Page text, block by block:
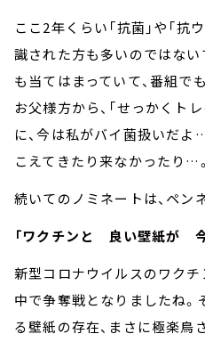
ここ2年くらい「抗菌」や「抗
識された方も多いのではな
も当てはまっていて、番組で
お父様方から、「せっかくト
に、今は私がバイ菌扱いだよ
こえてきたり来なかったり…。
続いてのノミネートは、ペン
「ワクチンと 良い壁紙が 今
新型コロナウイルスのワクチ
中で争奪戦となりましたね
る壁紙の存在、まさに極楽鳥